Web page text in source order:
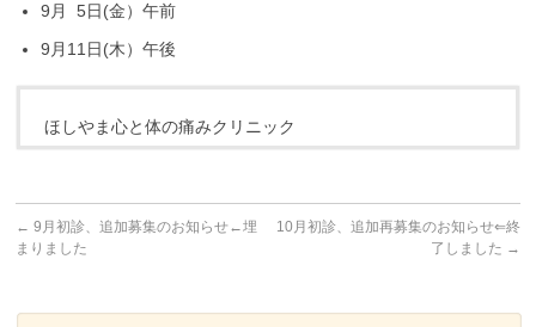
9月 5日(金）午前
9月11日(木）午後
ほしやま心と体の痛みクリニック
← 9月初診、追加募集のお知らせ←埋
まりました
10月初診、追加再募集のお知らせ⇐終
了しました →